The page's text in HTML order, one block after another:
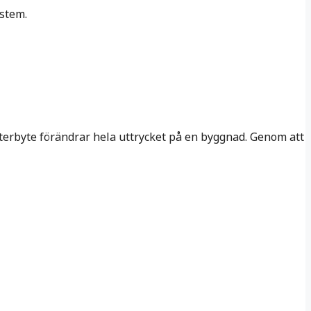
förändrar hela uttrycket på en byggnad. Genom att